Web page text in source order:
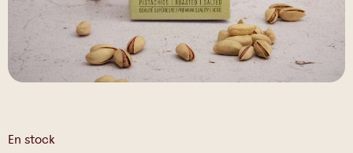
En stock